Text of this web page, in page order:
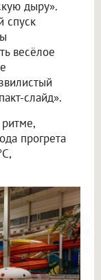
дыру».
спуск
весёлое
слайд».
прогрета